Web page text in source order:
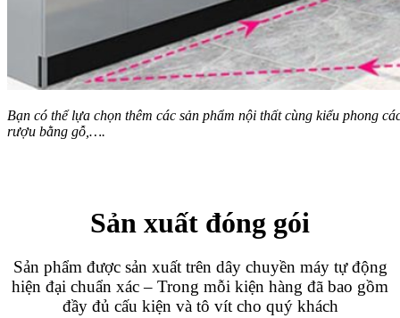
Bạn có thể lựa chọn thêm các sản phẩm nội thất cùng kiểu phong
rượu bằng gỗ,….
Sản xuất đóng gói
Sản phẩm được sản xuất trên dây chuyền máy tự động
hiện đại chuẩn xác – Trong mỗi kiện hàng đã bao gồm
đầy đủ cấu kiện và tô vít cho quý khách